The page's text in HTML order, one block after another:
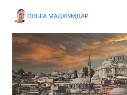
ОЛЬГА МАДЖУМДАР